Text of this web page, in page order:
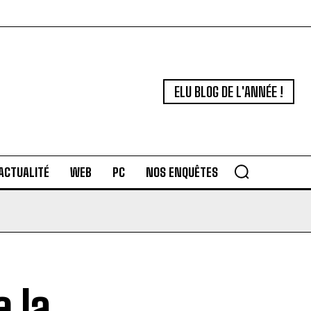
ELU BLOG DE L'ANNÉE !
WEB PC NOS ENQUÊTES